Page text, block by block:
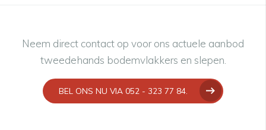
Neem direct contact op voor ons actuele aanbod
tweedehands bodemvlakkers en slepen.
BEL ONS NU VIA 052 - 323 77 84.